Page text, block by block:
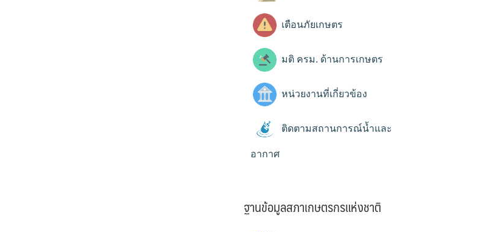
เตือนภัยเกษตร
มติ ครม. ด้านการเกษตร
หน่วยงานที่เกี่ยวข้อง
ติดตามสถานการณ์น้ำและ
อากาศ
ฐานข้อมูลสภาเกษตรกรแห่งชาติ